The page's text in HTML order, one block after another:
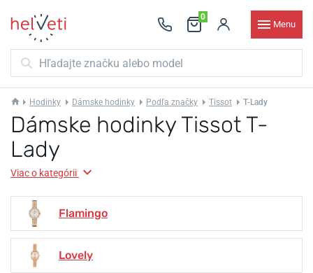
0
Menu
Hodinky Dámske hodinky Podľa značky Tissot T-Lady
Dámske hodinky Tissot T-
Lady
Viac o kategórii
Flamingo
Lovely